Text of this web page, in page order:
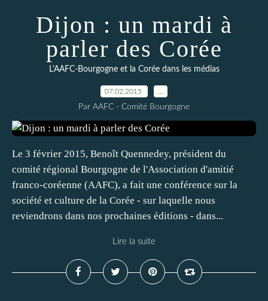
Dijon : un mardi à
parler des Corée
L'AAFC-Bourgogne et la Corée dans les médias
07.02.2015
Par AAFC - Comité Bourgogne
Le 3 février 2015, Benoît Quennedey, président du
comité régional Bourgogne de l'Association d'amitié
franco-coréenne (AAFC), a fait une conférence sur la
société et culture de la Corée - sur laquelle nous
reviendrons dans nos prochaines éditions - dans...
Lire la suite